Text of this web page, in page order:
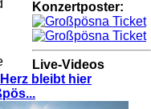
Konzertposter:
Live-Videos
bleibt hier